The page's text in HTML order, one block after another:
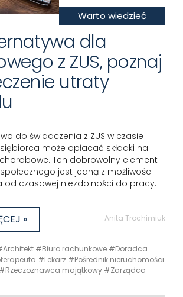
Warto wiedzieć
dla
z ZUS, poznaj
utraty
do świadczenia z ZUS w czasie
może opłacać składki na
Ten dobrowolny element
jest jedną z możliwości
od czasowej niezdolności do pracy.
Anita Trochimiuk
»
#Biuro rachunkowe #Doradca
#Lekarz #Pośrednik nieruchomości
#Rzeczoznawca majątkowy #Zarządca